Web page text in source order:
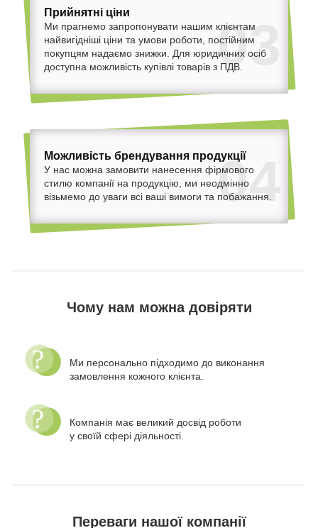
03
Прийнятні ціни
Ми прагнемо запропонувати нашим клієнтам
найвигідніші ціни та умови роботи, постійним
покупцям надаємо знижки. Для юридичних осіб
доступна можливість купівлі товарів з ПДВ.
04
Можливість брендування продукції
У нас можна замовити нанесення фірмового
стилю компанії на продукцію, ми неодмінно
візьмемо до уваги всі ваші вимоги та побажання.
Чому нам можна довіряти
Ми персонально підходимо до виконання
замовлення кожного клієнта.
Компанія має великий досвід роботи
у своїй сфері діяльності.
Переваги нашої компанії